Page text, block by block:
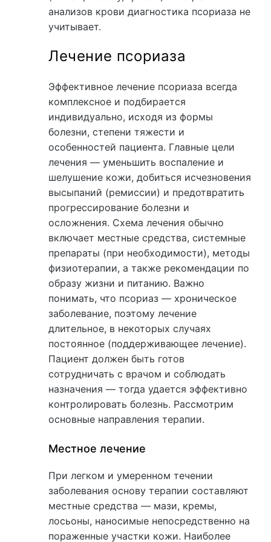
анализов крови диагностика псориаза не
учитывает.
Лечение псориаза
Эффективное лечение псориаза всегда
комплексное и подбирается
индивидуально, исходя из формы
болезни, степени тяжести и
особенностей пациента. Главные цели
лечения — уменьшить воспаление и
шелушение кожи, добиться исчезновения
высыпаний (ремиссии) и предотвратить
прогрессирование болезни и
осложнения. Схема лечения обычно
включает местные средства, системные
препараты (при необходимости), методы
физиотерапии, а также рекомендации по
образу жизни и питанию. Важно
понимать, что псориаз — хроническое
заболевание, поэтому лечение
длительное, в некоторых случаях
постоянное (поддерживающее лечение).
Пациент должен быть готов
сотрудничать с врачом и соблюдать
назначения — тогда удается эффективно
контролировать болезнь. Рассмотрим
основные направления терапии.
Местное лечение
При легком и умеренном течении
заболевания основу терапии составляют
местные средства — мази, кремы,
лосьоны, наносимые непосредственно на
пораженные участки кожи. Наиболее